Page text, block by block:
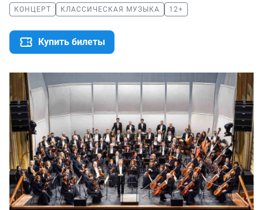
КОНЦЕРТ КЛАССИЧЕСКАЯ МУЗЫКА 12+
Купить билеты